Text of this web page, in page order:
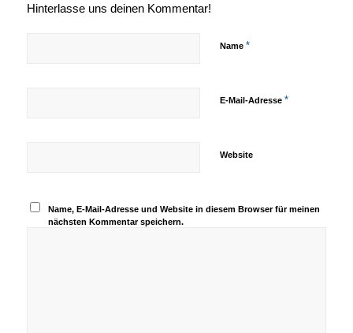
Hinterlasse uns deinen Kommentar!
Name *
E-Mail-Adresse *
Website
Name, E-Mail-Adresse und Website in diesem Browser für meinen
nächsten Kommentar speichern.